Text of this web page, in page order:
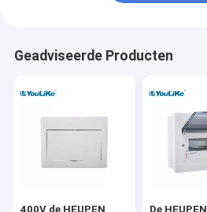
Geadviseerde Producten
400V de HEUPEN De HEUPEN